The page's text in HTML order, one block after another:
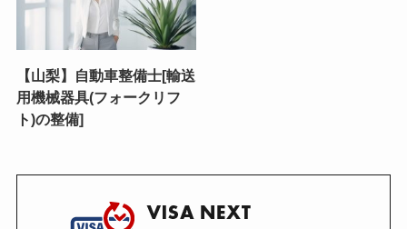
【山梨】自動車整備士[輸送
用機械器具(フォークリフ
ト)の整備]